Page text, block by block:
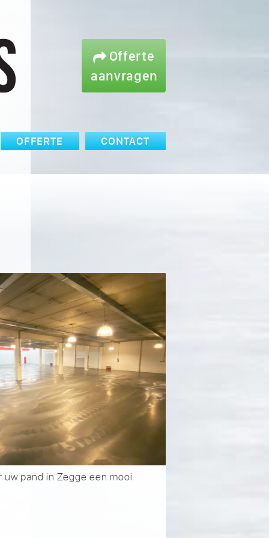
Offerte
aanvragen
OFFERTE CONTACT
pand in Zegge een mooi